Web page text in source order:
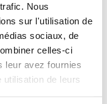
Nous
sur l'utilisation de
sociaux, de
celles-ci
leur avez fournies
de leurs
mais pas toutes les